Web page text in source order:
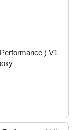
) V1